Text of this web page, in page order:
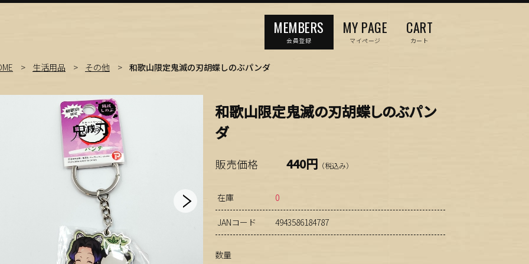
MEMBERS
会員登録
MY PAGE
マイページ
CART
カート
生活用品 その他 和歌山限定鬼滅の刃胡蝶しのぶパンダ
和歌山限定鬼滅の刃胡蝶しのぶパン
ダ
販売価格 440円 （税込み）
在庫 0
JANコード 4943586184787
数量